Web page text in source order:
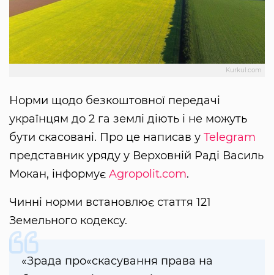
Kurkul.com
Норми щодо безкоштовної передачі
українцям до 2 га землі діють і не можуть
бути скасовані. Про це написав у Telegram
представник уряду у Верховній Раді Василь
Мокан, інформує Agropolit.com.
Чинні норми встановлює стаття 121
Земельного кодексу.
«Зрада про«скасування права на